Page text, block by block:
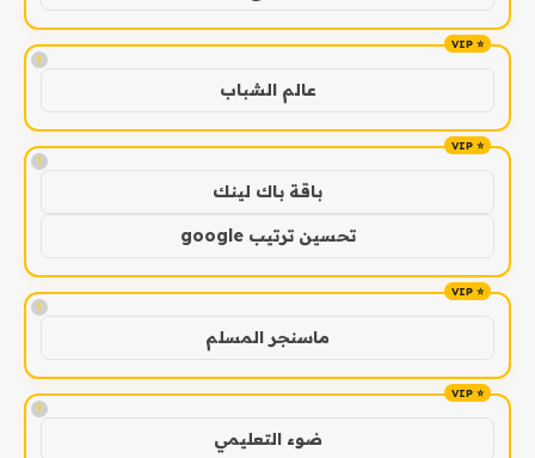
!
عالم الشباب
!
باقة باك لينك
تحسين ترتيب google
!
ماسنجر المسلم
!
ضوء التعليمي